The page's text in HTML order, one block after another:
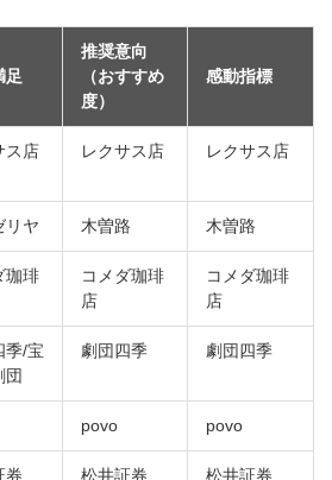
足
推奨意向
（おすすめ
度）
感動指標
ス店 レクサス店 レクサス店
リヤ 木曽路 木曽路
珈琲
コメダ珈琲
店
コメダ珈琲
店
季/宝
団
劇団四季 劇団四季
povo povo
券 松井証券 松井証券